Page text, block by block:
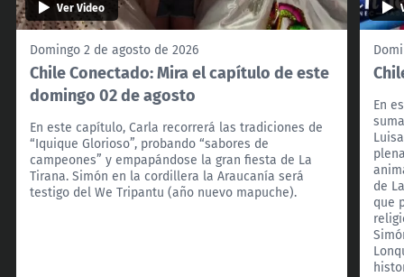
Ver Video
Domingo 2 de agosto de 2026
Chile Conectado: Mira el capítulo de este
domingo 02 de agosto
En este capítulo, Carla recorrerá las tradiciones de
“Iquique Glorioso”, probando “sabores de
campeones” y empapándose la gran fiesta de La
Tirana. Simón en la cordillera la Araucanía será
testigo del We Tripantu (año nuevo mapuche).
En
de
que